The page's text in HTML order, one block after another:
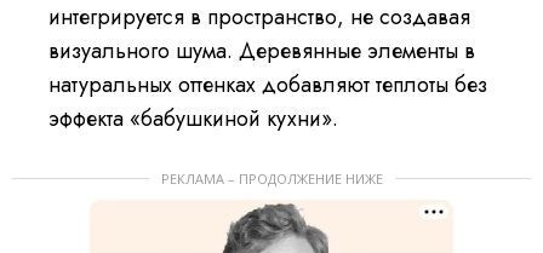
интегрируется в пространство, не создавая
визуального шума. Деревянные элементы в
натуральных оттенках добавляют теплоты без
эффекта «бабушкиной кухни».
РЕКЛАМА – ПРОДОЛЖЕНИЕ НИЖЕ